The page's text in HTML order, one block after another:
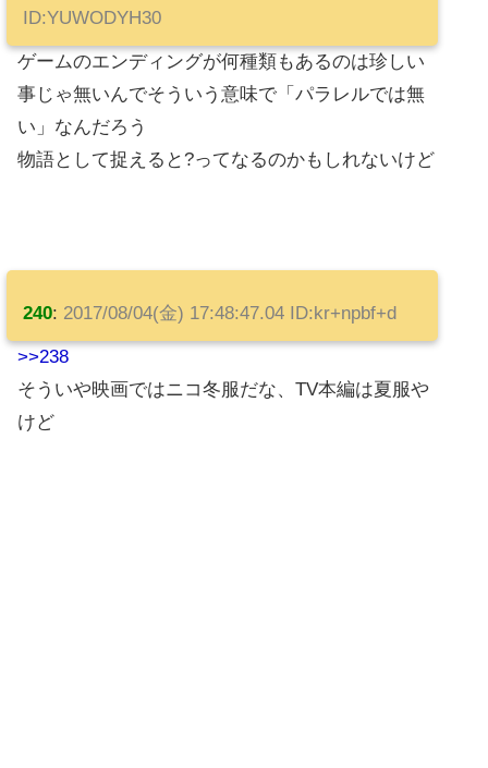
ID:YUWODYH30
ゲームのエンディングが何種類もあるのは珍しい
事じゃ無いんでそういう意味で「パラレルでは無
い」なんだろう
物語として捉えると?ってなるのかもしれないけど
240: 2017/08/04(金) 17:48:47.04 ID:kr+npbf+d
>>238
そういや映画ではニコ冬服だな、TV本編は夏服や
けど